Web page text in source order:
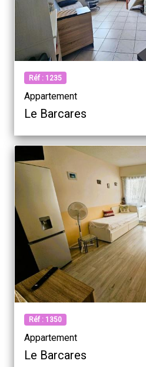
Réf : 1235
Appartement
Le Barcares
Réf : 1350
Appartement
Le Barcares